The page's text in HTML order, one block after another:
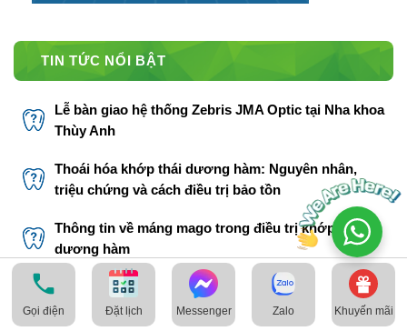
TIN TỨC NỔI BẬT
Lễ bàn giao hệ thống Zebris JMA Optic tại Nha khoa
Thùy Anh
Thoái hóa khớp thái dương hàm: Nguyên nhân,
triệu chứng và cách điều trị bảo tồn
Thông tin về máng mago trong điều trị khớp thái
dương hàm
Bác sĩ Phạm Thị Lâm
THÔNG TIN LIÊN HỆ
Gọi điện Đặt lịch Messenger Zalo Khuyến mãi